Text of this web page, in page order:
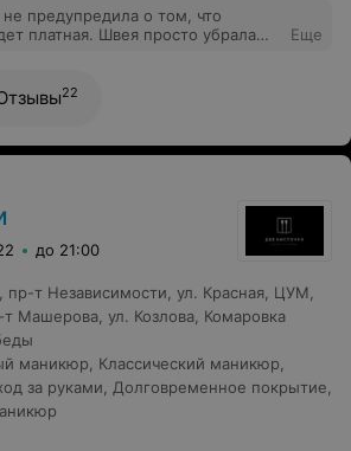
не предупредила о том, что
платная. Швея просто убрала
в районе подмышек. По
тот ремешок, который я хотела и
свадьбы везти платье обратно и
чтобы они перешили ремешок,
70р. Говорят, что
какими оно и было.
Еще
22
до 21:00
пр-т Независимости ул. Красная ЦУМ
т Машерова ул. Козлова Комаровка
маникюр Классический маникюр
за руками Долговременное покрытие